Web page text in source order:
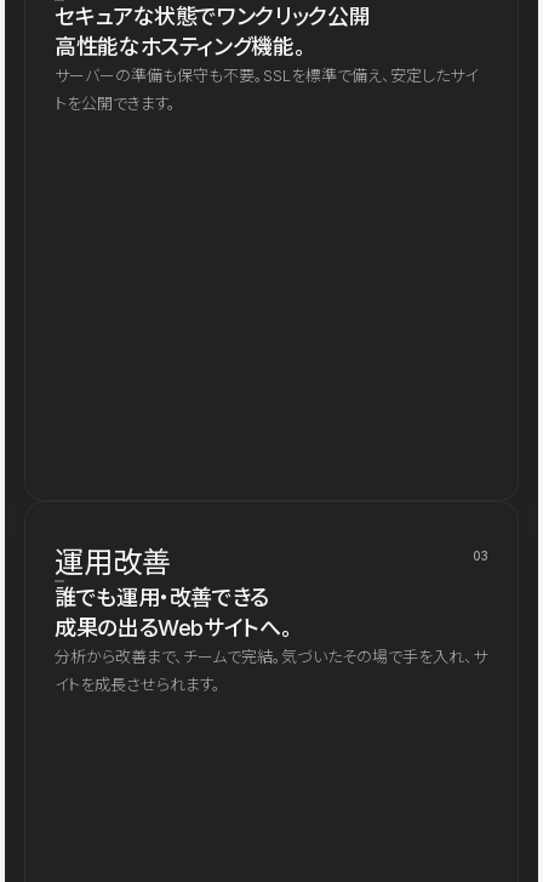
セキュアな状態でワンクリック公開
高性能なホスティング機能。
サーバーの準備も保守も不要。SSLを標準で備え、安定したサイ
トを公開できます。
運用改善 03
誰でも運用・改善できる
成果の出るWebサイトへ。
分析から改善まで、チームで完結。気づいたその場で手を入れ、サ
イトを成長させられます。